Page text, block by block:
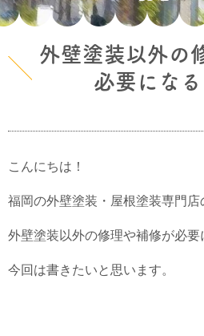
外壁塗装以外の
必要になる
こんにちは！
福岡の外壁塗装・屋根塗装専門店
外壁塗装以外の修理や補修が必要
今回は書きたいと思います。